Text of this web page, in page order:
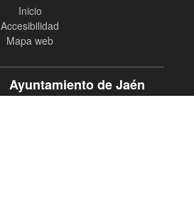
Inicio
Accesibilidad
Mapa web
Ayuntamiento de Jaén